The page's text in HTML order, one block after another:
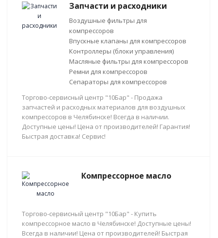
Запчасти и расходники
Воздушные фильтры для
компрессоров
Впускные клапаны для компрессоров
Контроллеры (блоки управления)
Масляные фильтры для компрессоров
Ремни для компрессоров
Сепараторы для компрессоров
Торгово-сервисный центр "10Бар" - Продажа
запчастей и расходных материалов для воздушных
компрессоров в Челябинске! Всегда в наличии.
Доступные цены! Цена от производителей! Гарантия!
Быстрая доставка! Сервис!
Компрессорное масло
Торгово-сервисный центр "10Бар" - Купить
компрессорное масло в Челябинске! Доступные цены!
Всегда в наличии! Цена от производителей! Быстрая